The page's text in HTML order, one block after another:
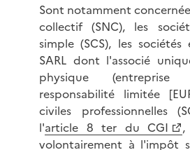
Sont notamment
collectif (SNC), les
simple (SCS), les
SARL dont l'associé
physique (entreprise
responsabilité limitée
civiles professionnelles
l'article 8 ter du CGI
,
volontairement à l'impôt